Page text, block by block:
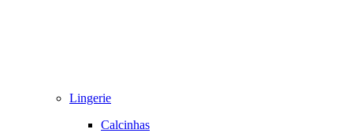
Lingerie
Calcinhas